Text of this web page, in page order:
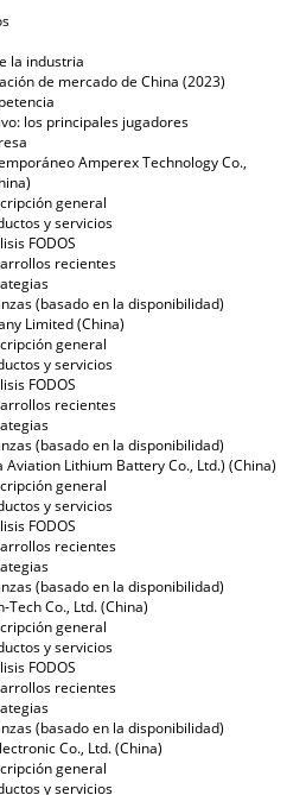
la industria
de mercado de China (2023)
los principales jugadores
Amperex Technology Co.,
general
y servicios
FODOS
recientes
(basado en la disponibilidad)
Limited (China)
general
y servicios
FODOS
recientes
(basado en la disponibilidad)
Aviation Lithium Battery Co., Ltd.) (China)
general
y servicios
FODOS
recientes
(basado en la disponibilidad)
Tech Co., Ltd. (China)
general
y servicios
FODOS
recientes
(basado en la disponibilidad)
Co., Ltd. (China)
general
y servicios